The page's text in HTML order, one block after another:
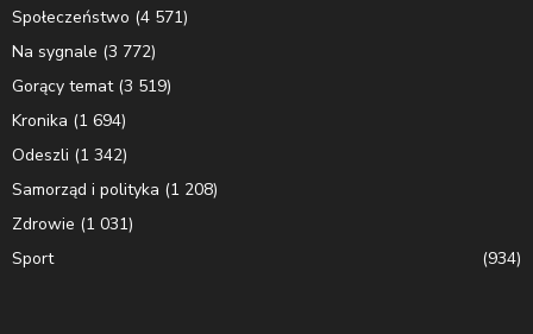
Społeczeństwo (4 571)
Na sygnale (3 772)
Gorący temat(3 519)
Kronika (1 694)
Odeszli (1 342)
Samorząd i polityka (1 208)
Zdrowie (1 031)
Sport
(934)